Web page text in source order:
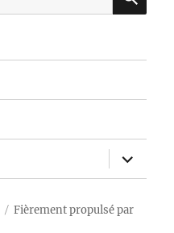
ouvrir
le
sous-
Fièrement propulsé par